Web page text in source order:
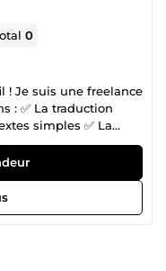
0
! Je suis une freelance
: ✅ La traduction
simples ✅ La
en ligne Je m’engage
✔ Respecter les
mes clients
passer commande,
est ma priorité !